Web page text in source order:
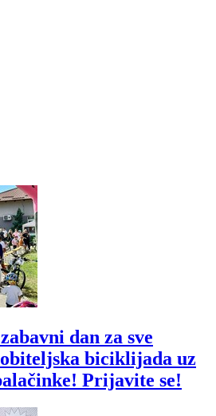
dan za sve
biciklijada uz
Prijavite se!